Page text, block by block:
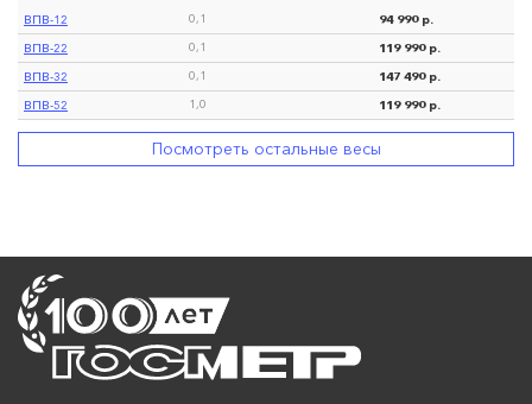
ВПВ-12 0,1
94 990 р.
ВПВ-22
0,1
119 990 р.
ВПВ-32
0,1
147 490 р.
ВПВ-52
1,0 119 990 р.
Посмотреть остальные весы